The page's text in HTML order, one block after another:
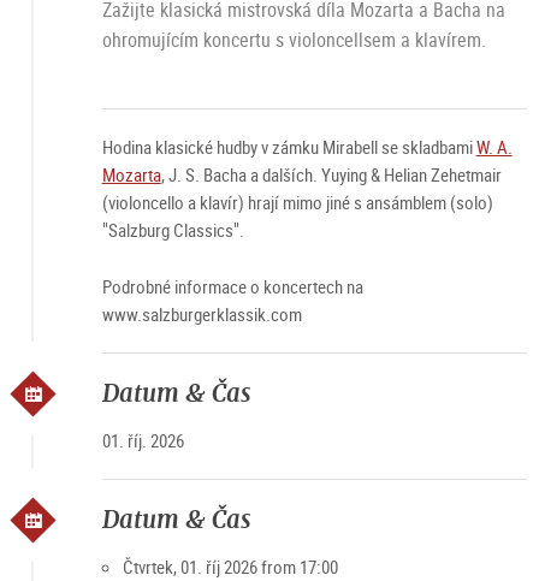
Zažijte klasická mistrovská díla Mozarta a Bacha na
ohromujícím koncertu s violoncellsem a klavírem.
Hodina klasické hudby v zámku Mirabell se skladbamiW. A.
Mozarta, J. S. Bacha a dalších. Yuying & Helian Zehetmair
(violoncello a klavír) hrají mimo jiné s ansámblem (solo)
"Salzburg Classics".
Podrobné informace o koncertech na
www.salzburgerklassik.com
Datum & Čas
01. říj. 2026
Datum & Čas
Čtvrtek, 01. říj 2026 from 17:00